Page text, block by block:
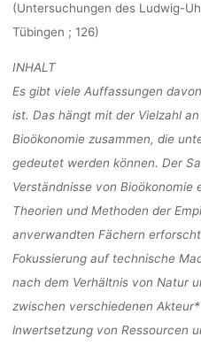
(Untersuchungen des Ludwig-
Tübingen ; 126)
INHALT
Es gibt viele Auffassungen
ist. Das hängt mit der Vielzahl
Bioökonomie zusammen, die
gedeutet werden können. Der
Verständnisse von Bioökonomie
Theorien und Methoden der
anverwandten Fächern
Fokussierung auf technische
nach dem Verhältnis von Natur
zwischen verschiedenen
lnwertsetzung von Ressourcen